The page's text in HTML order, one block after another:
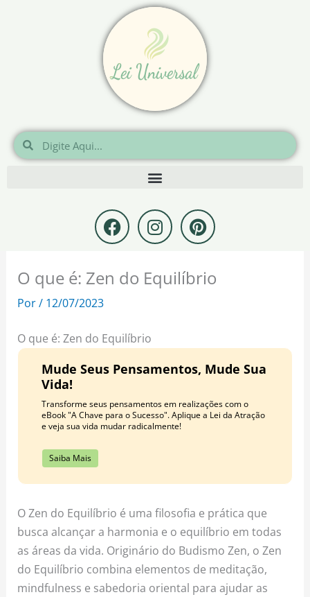
Pesquisar
Pesquisar
F
a
c
e
b
k
I
n
s
t
a
m
P
i
n
t
e
t
O que é: Zen do Equilíbrio
Por/ 12/07/2023
O que é: Zen do Equilíbrio
Mude Seus Pensamentos, Mude Sua
Vida!
Transforme seus pensamentos em realizações com o
eBook "A Chave para o Sucesso". Aplique a Lei da Atração
e veja sua vida mudar radicalmente!
Saiba Mais
O Zen do Equilíbrio é uma filosofia e prática que
busca alcançar a harmonia e o equilíbrio em todas
as áreas da vida. Originário do Budismo Zen, o Zen
do Equilíbrio combina elementos de meditação,
mindfulness e sabedoria oriental para ajudar as